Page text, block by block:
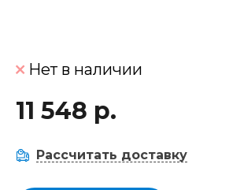
Нет в наличии
11 548 р.
Рассчитать доставку